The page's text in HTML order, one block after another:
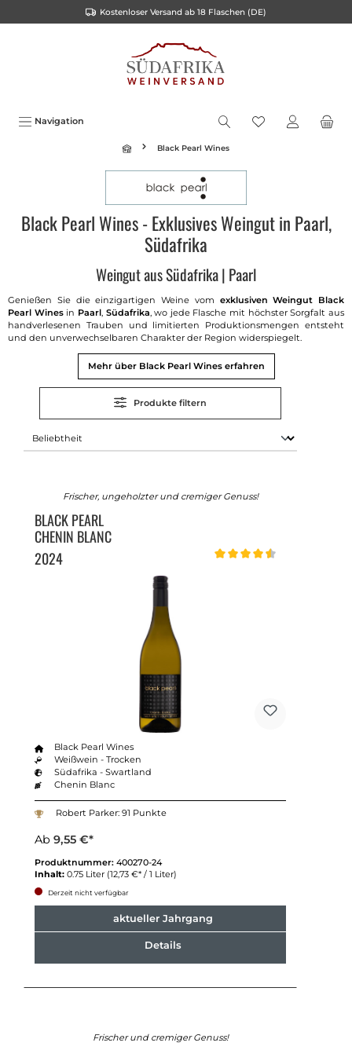
Kostenloser Versand ab 18 Flaschen (DE)
Navigation
Black Pearl Wines
Black Pearl Wines - Exklusives Weingut in Paarl,
Südafrika
Weingut aus Südafrika | Paarl
Genießen Sie die einzigartigen Weine vom exklusiven Weingut Black
Pearl Winesin Paarl, Südafrika , wo jede Flasche mit höchster Sorgfalt aus
handverlesenen Trauben und limitierten Produktionsmengen entsteht
und den unverwechselbaren Charakter der Region widerspiegelt.
Mehr über Black Pearl Wines erfahren
Produkte filtern
Frischer, ungeholzter und cremiger Genuss!
BLACK PEARL
CHENIN BLANC
2024
Black Pearl Wines
Weißwein - Trocken
Südafrika - Swartland
Chenin Blanc
Robert Parker: 91 Punkte
Ab 9,55 €*
Produktnummer: 400270-24
Inhalt: 0.75 Liter (12,73 €* / 1 Liter)
Derzeit nicht verfügbar
aktueller Jahrgang
Details
Frischer und cremiger Genuss!